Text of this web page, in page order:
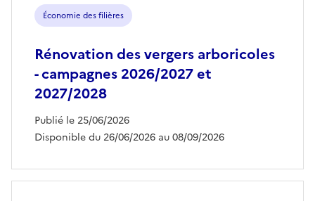
Économie des filières
Rénovation des vergers arboricoles
- campagnes 2026/2027 et
2027/2028
Publié le 25/06/2026
Disponible du 26/06/2026 au 08/09/2026